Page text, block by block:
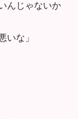
んじゃないか
いな」